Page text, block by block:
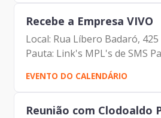
Recebe a Empresa VIVO
Local: Rua Líbero Badaró,
Pauta: Link's MPL's de SMS
Johann Nogueira Dantas
Marçal (Prodam) Mauricio
Luciano Moreira (Vivo)
EVENTO DO CALENDÁRIO
Reunião com Clodoaldo